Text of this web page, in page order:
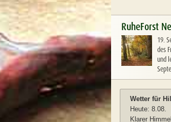
RuheForst
19.
des
und